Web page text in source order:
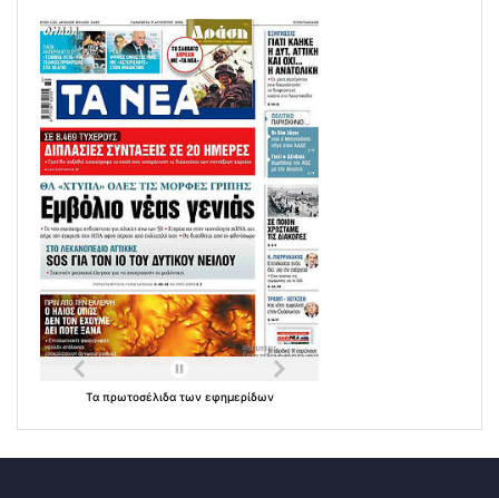
Τα πρωτοσέλιδα των εφημερίδων